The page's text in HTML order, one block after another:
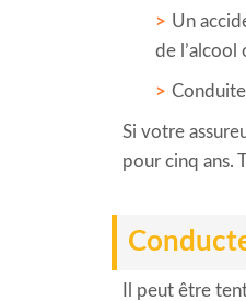
Un
de l’alcool
Si votre
pour cinq ans.
Il peut être